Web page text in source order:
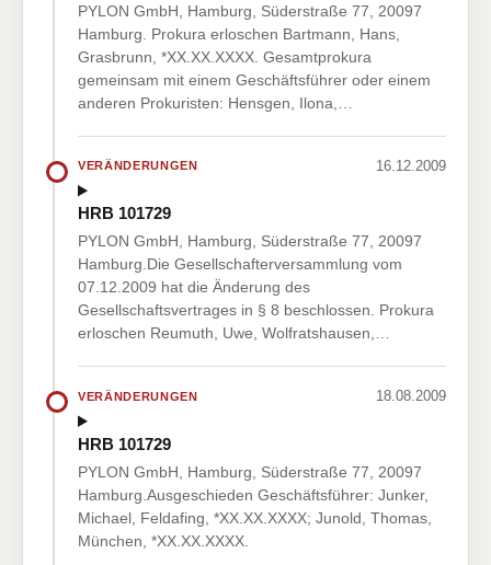
PYLON GmbH, Hamburg, Süderstraße 77, 20097
Hamburg. Prokura erloschen Bartmann, Hans,
Grasbrunn, *XX.XX.XXXX. Gesamtprokura
gemeinsam mit einem Geschäftsführer oder einem
anderen Prokuristen: Hensgen, Ilona,…
VERÄNDERUNGEN 16.12.2009
HRB 101729
PYLON GmbH, Hamburg, Süderstraße 77, 20097
Hamburg.Die Gesellschafterversammlung vom
07.12.2009 hat die Änderung des
Gesellschaftsvertrages in § 8 beschlossen. Prokura
erloschen Reumuth, Uwe, Wolfratshausen,…
VERÄNDERUNGEN 18.08.2009
HRB 101729
PYLON GmbH, Hamburg, Süderstraße 77, 20097
Hamburg.Ausgeschieden Geschäftsführer: Junker,
Michael, Feldafing, *XX.XX.XXXX; Junold, Thomas,
München, *XX.XX.XXXX.